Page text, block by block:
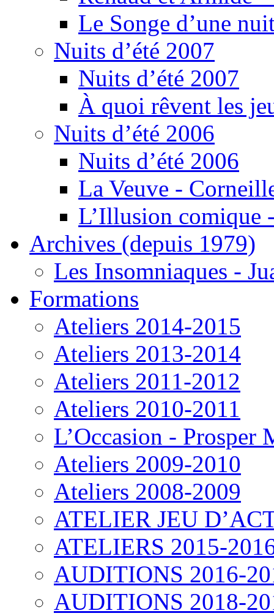
Le Songe d’une
Nuits d’été 2007
Nuits d’été 2007
À quoi rêvent les
Nuits d’été 2006
Nuits d’été 2006
La Veuve -
L’Illusion comique
Archives (depuis 1979)
Les Insomniaques -
Formations
Ateliers 2014-2015
Ateliers 2013-2014
Ateliers 2011-2012
Ateliers 2010-2011
L’Occasion - Prosper
Ateliers 2009-2010
Ateliers 2008-2009
ATELIER JEU
ATELIERS 2015-
AUDITIONS 2016-
AUDITIONS 2018-